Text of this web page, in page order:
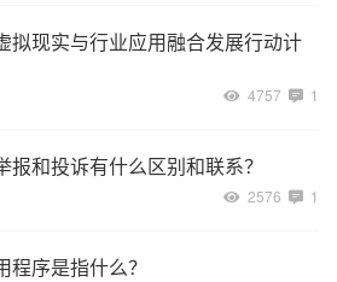
拟现实与行业应用融合发展行动计
4757 1
报和投诉有什么区别和联系？
2576 1
序是指什么？